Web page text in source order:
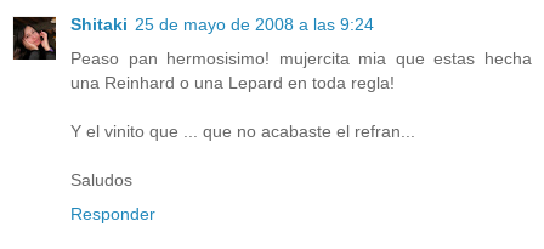
Shitaki 25 de mayo de 2008 a las 9:24
Peaso pan hermosisimo! mujercita mia que estas hecha
una Reinhard o una Lepard en toda regla!
Y el vinito que ... que no acabaste el refran...
Saludos
Responder